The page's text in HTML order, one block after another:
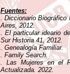
Fuentes:
. Diccionario Biográfico
Aires, 2012.
. El particular ideario
Sur Historia 41, 2012.
. Genealogía Familiar.
. Family Search.
. Las Mujeres en el
Actualizada. 2022.